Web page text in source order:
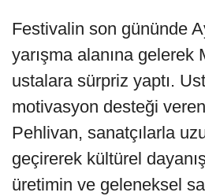
Festivalin son gününde
yarışma alanına gelerek
ustalara sürpriz yaptı.
motivasyon desteği
Pehlivan, sanatçılarla
geçirerek kültürel
üretimin ve geleneksel